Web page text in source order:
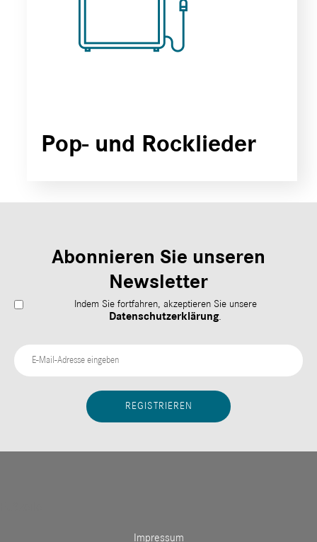
Pop- und Rocklieder
Abonnieren Sie unseren
Newsletter
Indem Sie fortfahren, akzeptieren Sie unsere
Datenschutzerklärung.
Impressum